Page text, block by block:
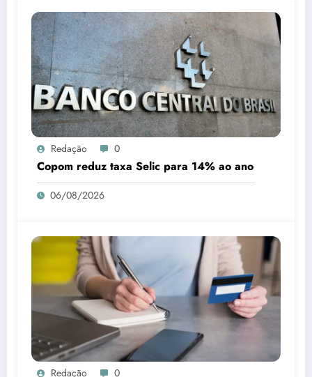
Redação 0
Copom reduz taxa Selic para 14% ao ano
06/08/2026
Redação 0